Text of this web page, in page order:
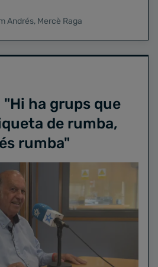
Andrés, Mercè Raga
"Hi ha grups que
de rumba,
rumba"